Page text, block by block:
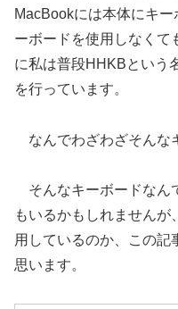
MacBookには本体にキ
ーボードを使用しなくて
に私は普段HHKBという
を行っています。
なんでわざわざそんな
そんなキーボードなん
もいるかもしれません
用しているのか、この記
思います。